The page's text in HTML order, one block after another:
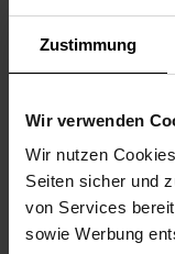
Zustimmung
Wir verwenden
Wir nutzen
Seiten sicher und
von Services
sowie Werbung
Hinweis: Aus
wir im Textverlauf